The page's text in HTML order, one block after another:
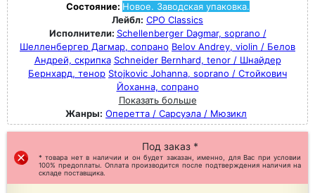
Состояние: Новое. Заводская упаковка.
Лейбл: CPO Classics
Исполнители: Schellenberger Dagmar, soprano /
Шелленбергер Дагмар, сопрано Belov Andrey, violin / Белов
Андрей, скрипка Schneider Bernhard, tenor / Шнайдер
Бернхард, тенор Stojkovic Johanna, soprano / Стойкович
Йоханна, сопрано
Показать больше
Жанры: Оперетта / Сарсуэла / Мюзикл
Под заказ *
* товара нет в наличии и он будет заказан, именно, для Вас при условии
100% предоплаты. Оплата производится после подтверждения наличия на
складе поставщика.